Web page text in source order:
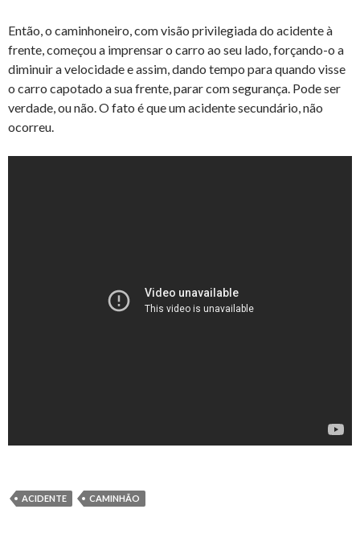
Então, o caminhoneiro, com visão privilegiada do acidente à
frente, começou a imprensar o carro ao seu lado, forçando-o a
diminuir a velocidade e assim, dando tempo para quando visse
o carro capotado a sua frente, parar com segurança. Pode ser
verdade, ou não. O fato é que um acidente secundário, não
ocorreu.
ACIDENTE CAMINHÃO